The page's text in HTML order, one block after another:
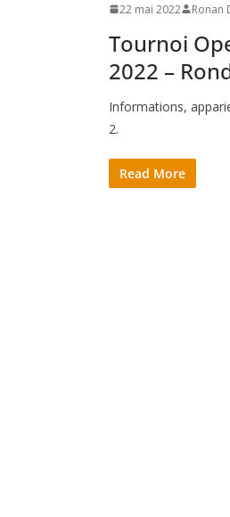
22 mai 2022 Ronan
Tournoi
2022 –
Informations,
2.
Read More